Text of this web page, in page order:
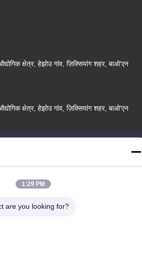
क्षेत्र, हेझोउ गांव, ज़िक्सियांग शहर, बाओ'एन
क्षेत्र, हेझोउ गांव, ज़िक्सियांग शहर, बाओ'एन
झिल्ली स्विच आपूर्तिकर्ता. कॉपीराइट © -2026
1:29 PM
are you looking for?